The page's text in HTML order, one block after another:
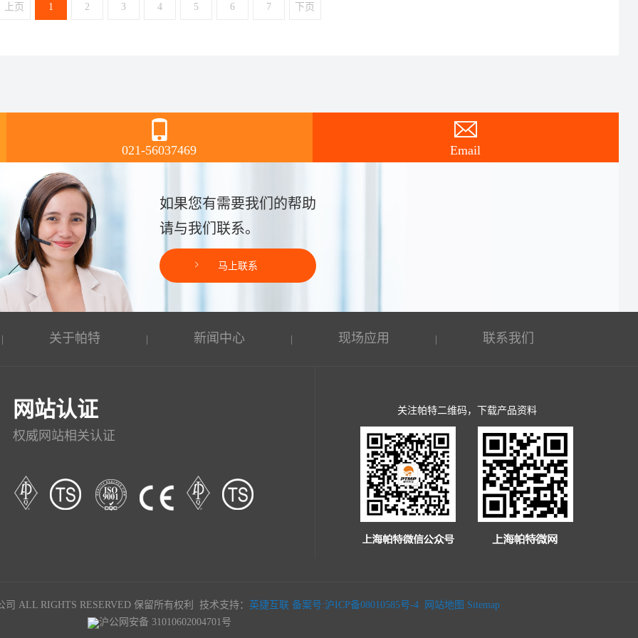
上页 1 2 3 4 5 6 7 下页
021-56037469 Email
如果您有需要我们的帮助
请与我们联系。
马上联系
关于帕特 新闻中心 现场应用 联系我们
网站认证
权威网站相关认证
关注帕特二维码，下载产品资料
ALL RIGHTS RESERVED 保留所有权利 技术支持： 英捷互联 备案号:沪ICP备08010585号-4 网站地图 Sitemap
沪公网安备 31010602004701号